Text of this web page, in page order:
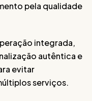
pela qualidade
integrada,
autêntica e
evitar
serviços.